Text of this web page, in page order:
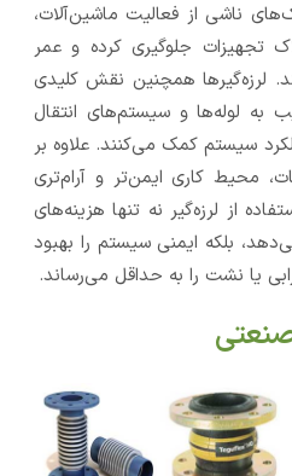
ناشی از فعالیت ماشین‌آلات،
تجهیزات جلوگیری کرده و عمر
لرزه‌گیرها همچنین نقش کلیدی
به لوله‌ها و سیستم‌های انتقال
سیستم کمک می‌کنند. علاوه بر
محیط کاری ایمن‌تر و آرام‌تری
از لرزه‌گیر نه تنها هزینه‌های
بلکه ایمنی سیستم را بهبود
یا نشت را به حداقل می‌رساند.
صنعتی